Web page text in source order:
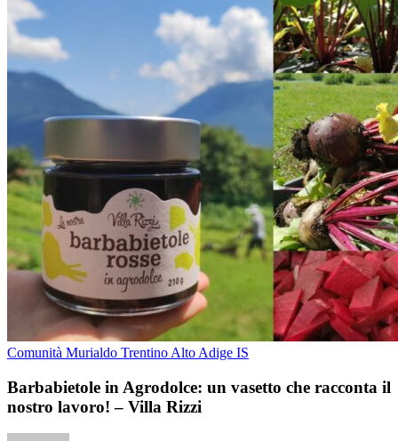
Comunità Murialdo Trentino Alto Adige IS
Barbabietole in Agrodolce: un vasetto che racconta il
nostro lavoro! – Villa Rizzi